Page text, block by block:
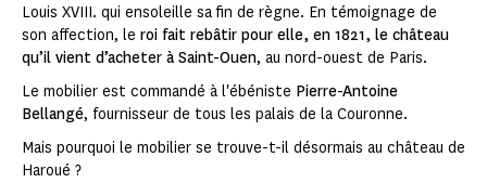
Louis XVIII. qui ensoleille sa fin de règne. En témoignage de
son affection, le roi fait rebâtir pour elle, en 1821, le château
qu’il vient d’acheter à Saint-Ouen, au nord-ouest de Paris.
Le mobilier est commandé à l'ébéniste Pierre-Antoine
Bellangé, fournisseur de tous les palais de la Couronne.
Mais pourquoi le mobilier se trouve-t-il désormais au château de
Haroué ?